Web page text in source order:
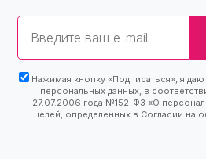
Email
Нажимая кнопку «Подписаться», я
персональных данных, в
27.07.2006 года №152-ФЗ «О
целей, определенных в Согласии на